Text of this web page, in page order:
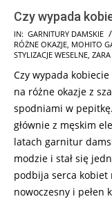
Czy wypada
2026-
05-
IN: GARNITURY DAMSKIE
RÓŻNE OKAZJE, MOHITO
STYLIZACJE WESELNE,
Czy wypada
na różne okazje z
spodniami w
głównie z męskim
latach garnitur
modzie i stał się
podbija serca kobiet
nowoczesny i pełen